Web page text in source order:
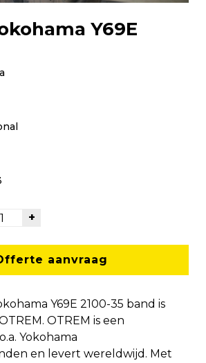
Y69E
+
aanvraag
Y69E 2100-35 band is
OTREM is een
Yokohama
en levert wereldwijd. Met